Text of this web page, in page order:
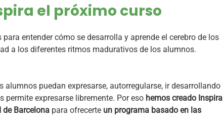
el próximo curso
entender cómo se desarrolla y aprende el cerebro de los
a los diferentes ritmos madurativos de los alumnos.
puedan expresarse, autorregularse, ir desarrollando
expresarse libremente. Por eso hemos creado Inspira
de Barcelona para ofrecerte un programa basado en las